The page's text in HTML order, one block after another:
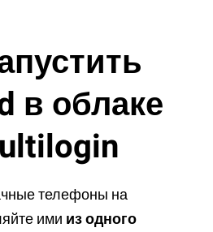
в облаке
телефоны на
ими из одного